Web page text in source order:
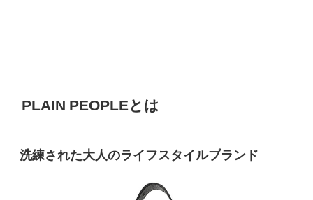
PLAIN PEOPLEとは
洗練された大人のライフスタイルブランド